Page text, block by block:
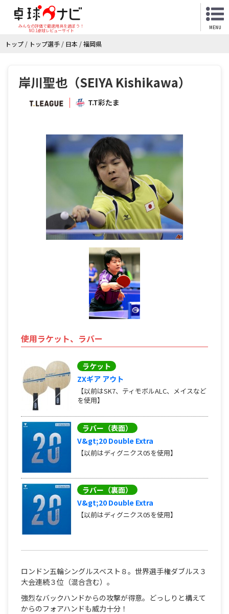
みんなの評価で最適用具を選ぼう！
NO.1卓球レビューサイト
MENU
トップ / トップ選手 / 日本 /福岡県
岸川聖也（SEIYA Kishikawa）
T.T彩たま
使用ラケット、ラバー
ラケット
ZXギア アウト
【以前はSK7、ティモボルALC、メイスなど
を使用】
ラバー（表面）
V&gt;20 Double Extra
【以前はディグニクス05を使用】
ラバー（裏面）
V&gt;20 Double Extra
【以前はディグニクス05を使用】
ロンドン五輪シングルスベスト８。世界選手権ダブルス３
大会連続３位（混合含む）。
強烈なバックハンドからの攻撃が得意。どっしりと構えて
からのフォアハンドも威力十分！